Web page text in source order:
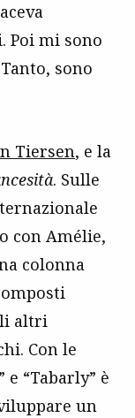
Poi mi sono
sono
Tiersen, e la
. Sulle
con Amélie,
colonna
altri
Con le
e “Tabarly” è
un